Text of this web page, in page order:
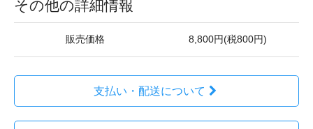
その他の詳細情報
販売価格 8,800円(税800円)
支払い・配送について